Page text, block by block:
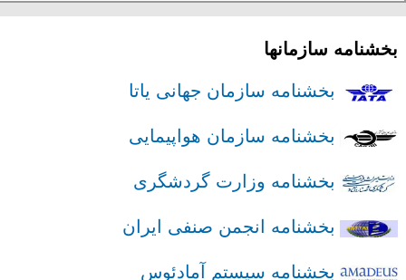
بخشنامه سازمانها
بخشنامه سازمان جهانی یاتا
بخشنامه سازمان هواپیمایی
بخشنامه وزارت گردشگری
بخشنامه انجمن صنفی ایران
بخشنامه سیستم آمادئوس